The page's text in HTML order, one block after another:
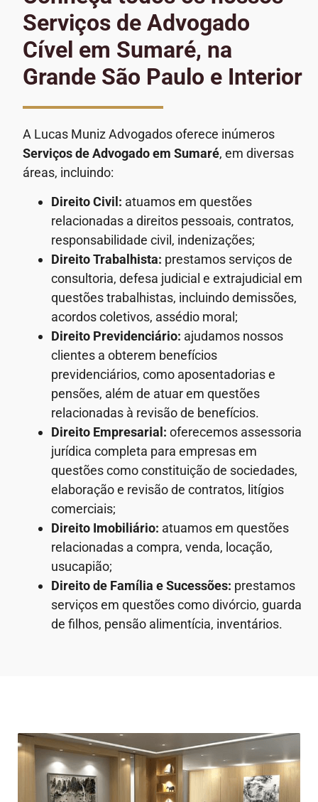
Serviços de Advogado
Cível em Sumaré, na
Grande São Paulo e Interior
A Lucas Muniz Advogados oferece inúmeros
Serviços de Advogadoem Sumaré, em diversas
áreas, incluindo:
Direito Civil: atuamos em questões
relacionadas a direitos pessoais, contratos,
responsabilidade civil, indenizações;
Direito Trabalhista: prestamos serviços de
consultoria, defesa judicial e extrajudicial em
questões trabalhistas, incluindo demissões,
acordos coletivos, assédio moral;
Direito Previdenciário: ajudamos nossos
clientes a obterem benefícios
previdenciários, como aposentadorias e
pensões, além de atuar em questões
relacionadas à revisão de benefícios.
Direito Empresarial: oferecemos assessoria
jurídica completa para empresas em
questões como constituição de sociedades,
elaboração e revisão de contratos, litígios
comerciais;
Direito Imobiliário: atuamos em questões
relacionadas a compra, venda, locação,
usucapião;
Direito de Família e Sucessões: prestamos
serviços em questões como divórcio, guarda
de filhos, pensão alimentícia, inventários.